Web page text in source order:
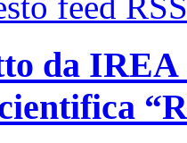
da